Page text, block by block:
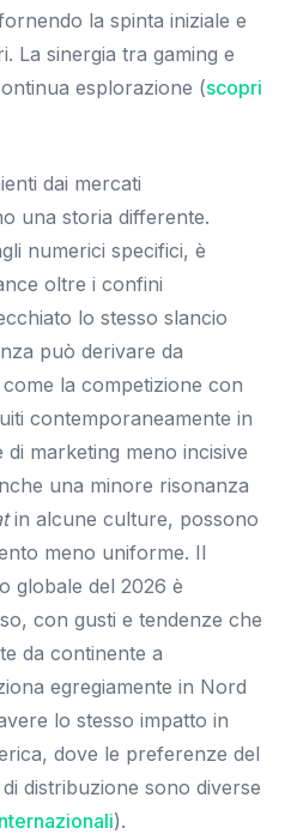
la spinta iniziale e
La sinergia tra gaming e
esplorazione (scopri
dai mercati
una storia differente.
numerici specifici, è
oltre i confini
lo stesso slancio
può derivare da
la competizione con
contemporaneamente in
marketing meno incisive
una minore risonanza
in alcune culture, possono
meno uniforme. Il
globale del 2026 è
con gusti e tendenze che
da continente a
egregiamente in Nord
lo stesso impatto in
dove le preferenze del
distribuzione sono diverse
).